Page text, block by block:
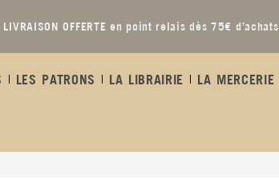
LIVRAISON OFFERTE en point relais dès 75€ d’achats
LES PATRONS LA LIBRAIRIE LA MERCERIE